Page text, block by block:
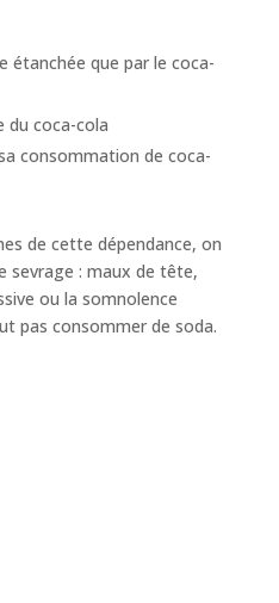
étanchée que par le coca-
du coca-cola
consommation de coca-
de cette dépendance, on
sevrage : maux de tête,
ou la somnolence
pas consommer de soda.